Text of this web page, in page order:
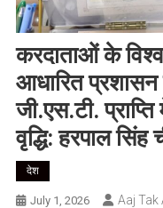
करदाताओं के
आधारित प्रशासन
जी.एस.टी.
वृद्धि: हरपाल सिंह
देश
July 1, 2026 Aaj Tak